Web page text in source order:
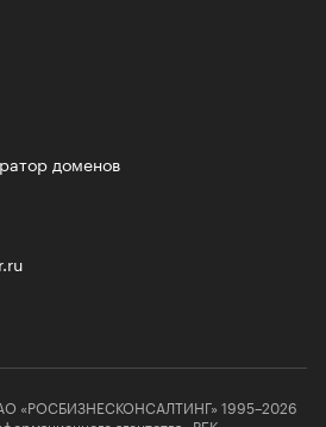
доменов
«РОСБИЗНЕСКОНСАЛТИНГ» 1995–2026